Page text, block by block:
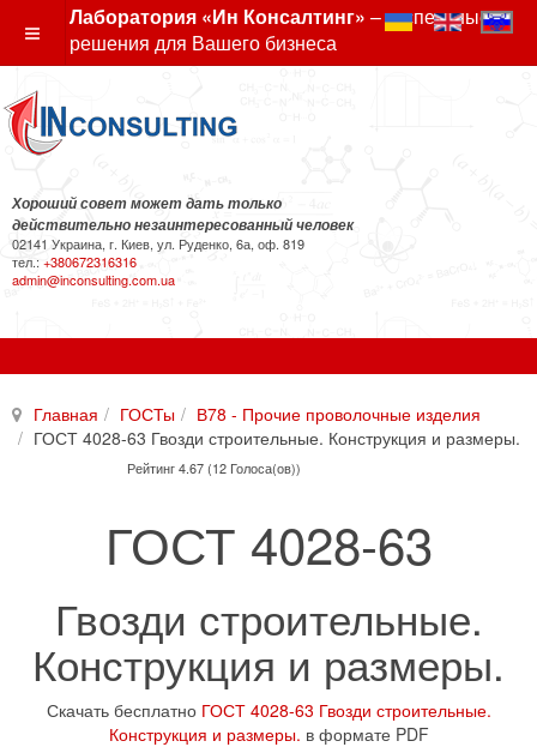
Лаборатория «Ин Консалтинг» – экспертные
решения для Вашего бизнеса
Хороший совет может дать только
действительно незаинтересованный человек
02141 Украина, г. Киев, ул. Руденко, 6а, оф. 819
тел.: +380672316316
admin@inconsulting.com.ua
Главная ГОСТы
В78 - Прочие проволочные изделия
ГОСТ 4028-63 Гвозди строительные. Конструкция и размеры.
Рейтинг 4.67 (12 Голоса(ов))
ГОСТ 4028-63
Гвозди строительные.
Конструкция и размеры.
Скачать бесплатно ГОСТ 4028-63 Гвозди строительные.
Конструкция и размеры. в формате PDF